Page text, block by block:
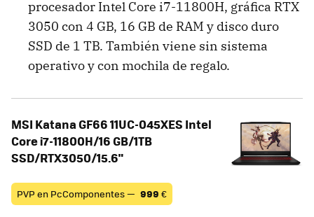
procesador Intel Core i7-11800H, gráfica RTX
3050 con 4 GB, 16 GB de RAM y disco duro
SSD de 1 TB. También viene sin sistema
operativo y con mochila de regalo.
MSI Katana GF66 11UC-045XES Intel
Core i7-11800H/16 GB/1TB
SSD/RTX3050/15.6"
PVP en PcComponentes — 999 €